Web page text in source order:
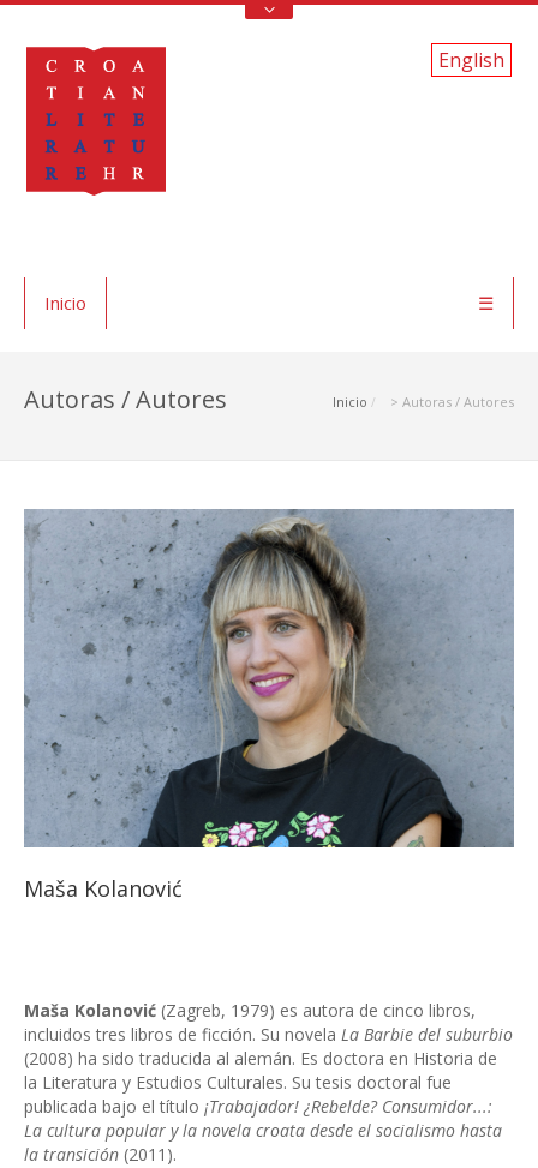
English
Inicio ☰
Inicio > Autoras / Autores
Autoras / Autores
Maša Kolanović
Maša Kolanović (Zagreb, 1979) es autora de cinco libros,
incluidos tres libros de ficción. Su novela La Barbie del suburbio
(2008) ha sido traducida al alemán. Es doctora en Historia de
la Literatura y Estudios Culturales. Su tesis doctoral fue
publicada bajo el título ¡Trabajador! ¿Rebelde? Consumidor...:
La cultura popular y la novela croata desde el socialismo hasta
la transición (2011).